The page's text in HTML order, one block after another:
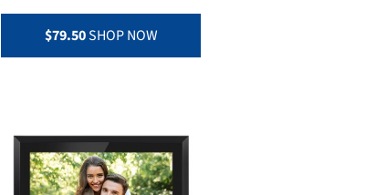
$79.50SHOP NOW